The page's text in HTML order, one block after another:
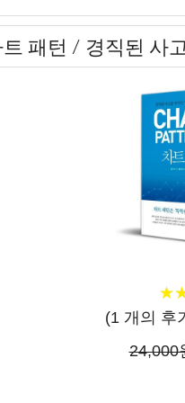
패턴 / 경직된 사
★
★
(1 개의 후
24,000